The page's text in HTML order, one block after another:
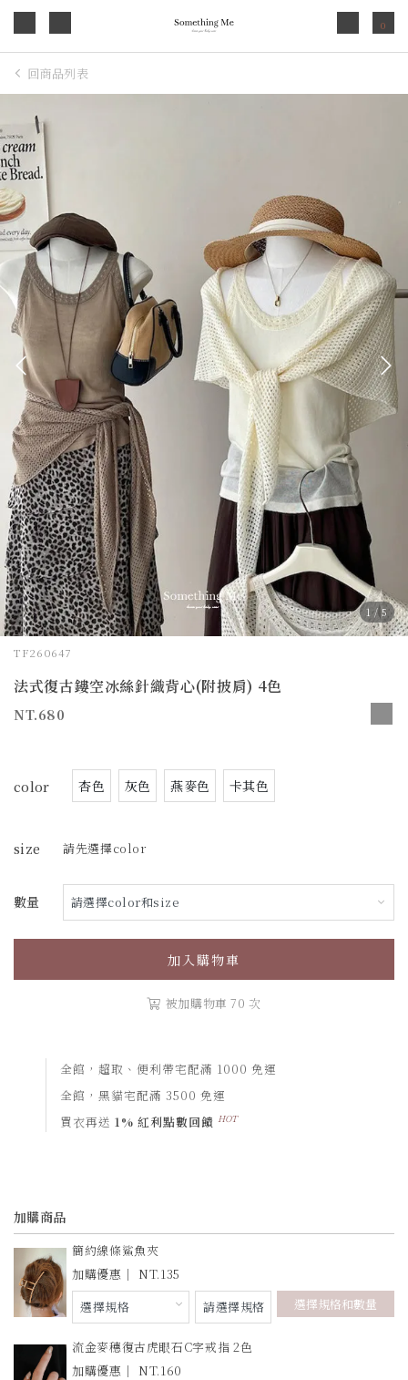
0
回商品列表
1/5
TF260647
法式復古鏤空冰絲針織背心(附披肩) 4色
680
color 杏色 灰色 燕麥色 卡其色
size 請先選擇color
數量
加入購物車
被加購物車 70 次
全館，超取、便利帶宅配滿 1000 免運
全館，黑貓宅配滿 3500 免運
買衣再送 1% 紅利點數回饋 HOT
加購商品
簡約線條鯊魚夾
135
選擇規格和數量
流金麥穗復古虎眼石C字戒指 2色
160